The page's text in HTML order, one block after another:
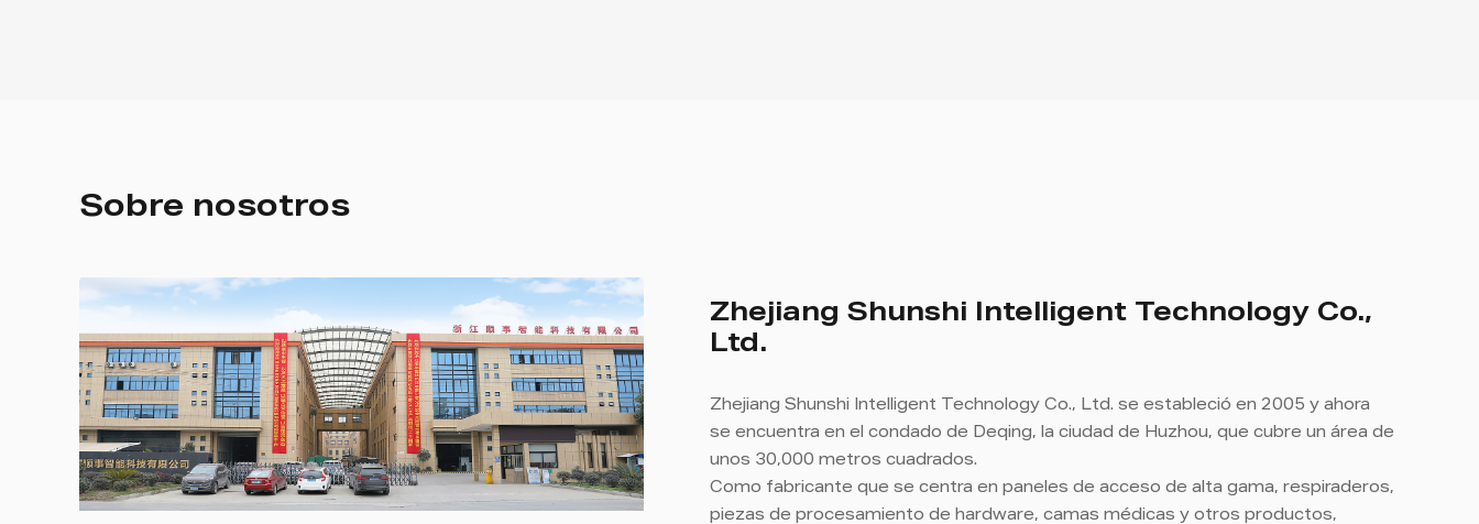
Sobre nosotros
Zhejiang Shunshi Intelligent Technology Co.,
Ltd.
Zhejiang Shunshi Intelligent Technology Co., Ltd. se estableció en 2005 y ahora
se encuentra en el condado de Deqing, la ciudad de Huzhou, que cubre un área de
unos 30,000 metros cuadrados.
Como fabricante que se centra en paneles de acceso de alta gama, respiraderos,
piezas de procesamiento de hardware, camas médicas y otros productos,